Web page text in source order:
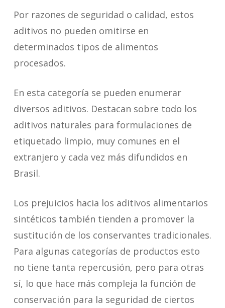
Por razones de seguridad o calidad, estos
aditivos no pueden omitirse en
determinados tipos de alimentos
procesados.
En esta categoría se pueden enumerar
diversos aditivos. Destacan sobre todo los
aditivos naturales para formulaciones de
etiquetado limpio, muy comunes en el
extranjero y cada vez más difundidos en
Brasil.
Los prejuicios hacia los aditivos alimentarios
sintéticos también tienden a promover la
sustitución de los conservantes tradicionales.
Para algunas categorías de productos esto
no tiene tanta repercusión, pero para otras
sí, lo que hace más compleja la función de
conservación para la seguridad de ciertos